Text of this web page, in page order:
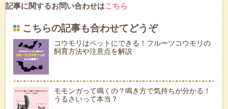
記事に関するお問い合わせはこちら
こちらの記事も合わせてどうぞ
コウモリはペットにできる！フルーツコウモリの
飼育方法や注意点を解説
モモンガって鳴くの？鳴き方で気持ちが分かる！
うるさいって本当？